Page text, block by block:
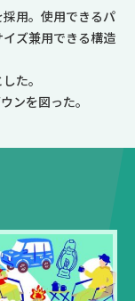
用。使用できるパ
ズ兼用できる構造
た。
ンを図った。